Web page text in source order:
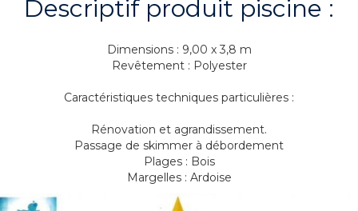
Descriptif produit piscine :
Dimensions : 9,00 x 3,8 m
Revêtement : Polyester
Caractéristiques techniques particulières :
Rénovation et agrandissement.
Passage de skimmer à débordement
Plages : Bois
Margelles : Ardoise